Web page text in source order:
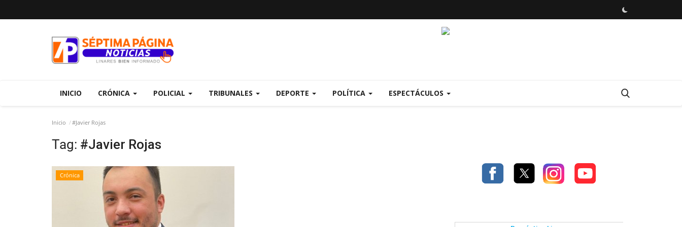
INICIO CRÓNICA POLICIAL TRIBUNALES DEPORTE POLÍTICA ESPECTÁCULOS
Inicio #Javier Rojas
Tag: #Javier Rojas
Crónica